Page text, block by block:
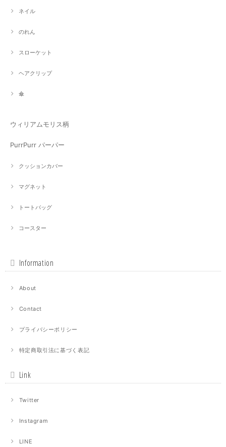
ネイル
のれん
スローケット
ヘアクリップ
傘
ウィリアムモリス柄
PurrPurr パーパー
クッションカバー
マグネット
トートバッグ
コースター
Information
About
Contact
プライバシーポリシー
特定商取引法に基づく表記
Link
Twitter
Instagram
LINE